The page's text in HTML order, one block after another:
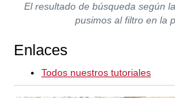
El resultado de búsqueda según
pusimos al filtro en la
Enlaces
Todos nuestros tutoriales